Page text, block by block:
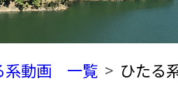
系動画 一覧 ひたる